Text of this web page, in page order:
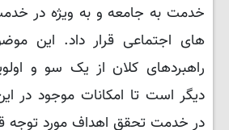
خدمت به جامعه و به ویژه در
‌های اجتماعی قرار داد. این
راهبردهای کلان از یک‌ سو و
دیگر است تا امکانات موجود در
در خدمت تحقق اهداف مورد توجه